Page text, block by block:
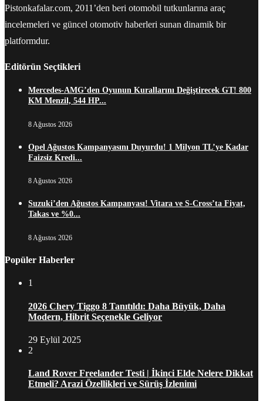
Pistonkafalar.com, 2011’den beri otomobil tutkunlarına araç
incelemeleri ve güncel otomotiv haberleri sunan dinamik bir
platformdur.
Editörün Seçtikleri
Mercedes-AMG’den Oyunun Kurallarını Değiştirecek GT! 800
KM Menzil, 544 HP...
8 Ağustos 2026
Opel Ağustos Kampanyasını Duyurdu! 1 Milyon TL’ye Kadar
Faizsiz Kredi...
8 Ağustos 2026
Suzuki’den Ağustos Kampanyası! Vitara ve S-Cross’ta Fiyat,
Takas ve %0...
8 Ağustos 2026
Popüler Haberler
1
2026 Chery Tiggo 8 Tanıtıldı: Daha Büyük, Daha
Modern, Hibrit Seçenekle Geliyor
29 Eylül 2025
2
Land Rover Freelander Testi | İkinci Elde Nelere Dikkat
Etmeli? Arazi Özellikleri ve Sürüş İzlenimi